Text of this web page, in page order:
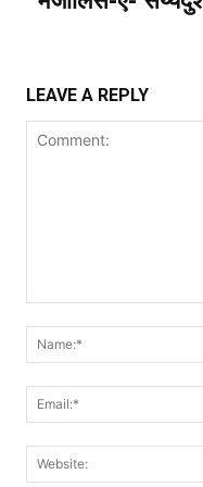
LEAVE A REPLY